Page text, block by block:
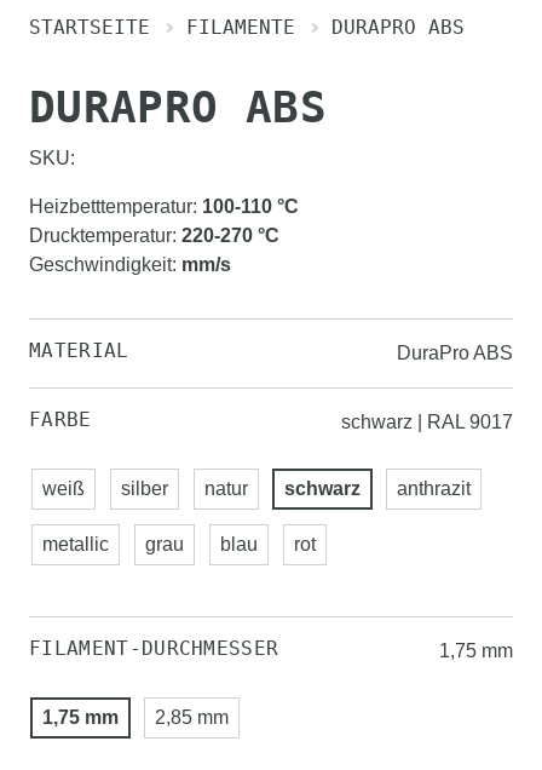
STARTSEITE FILAMENTE DURAPRO ABS
DURAPRO ABS
SKU:
Heizbetttemperatur: 100-110 °C
Drucktemperatur: 220-270 °C
Geschwindigkeit: mm/s
MATERIAL DuraPro ABS
FARBE schwarz | RAL 9017
weiß silber natur schwarz anthrazit
metallic grau blau rot
FILAMENT-DURCHMESSER 1,75 mm
1,75 mm 2,85 mm